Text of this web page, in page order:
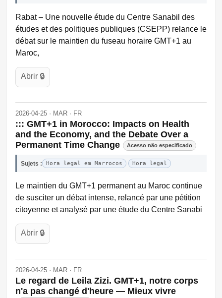
Rabat – Une nouvelle étude du Centre Sanabil des
études et des politiques publiques (CSEPP) relance le
débat sur le maintien du fuseau horaire GMT+1 au
Maroc,
Abrir 🔒
2026-04-25 · MAR · FR
::: GMT+1 in Morocco: Impacts on Health
and the Economy, and the Debate Over a
Permanent Time Change
Acesso não especificado
Sujets : Hora legal em Marrocos Hora legal
Le maintien du GMT+1 permanent au Maroc continue
de susciter un débat intense, relancé par une pétition
citoyenne et analysé par une étude du Centre Sanabi
Abrir 🔒
2026-04-25 · MAR · FR
Le regard de Leila Zizi. GMT+1, notre corps
n'a pas changé d'heure — Mieux vivre